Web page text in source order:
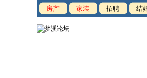
房产 家装 招聘 结